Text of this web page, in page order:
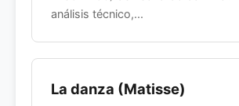
análisis técnico,...
La danza (Matisse)